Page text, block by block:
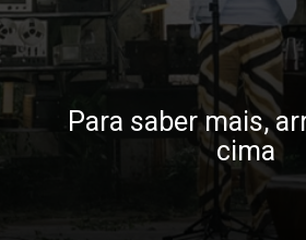
Para saber mais,
cima